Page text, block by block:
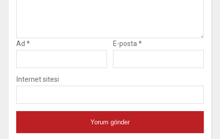
Ad * E-posta*
İnternet sitesi